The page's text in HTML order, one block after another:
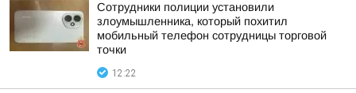
Сотрудники полиции установили
злоумышленника, который похитил
мобильный телефон сотрудницы торговой
точки
12:22